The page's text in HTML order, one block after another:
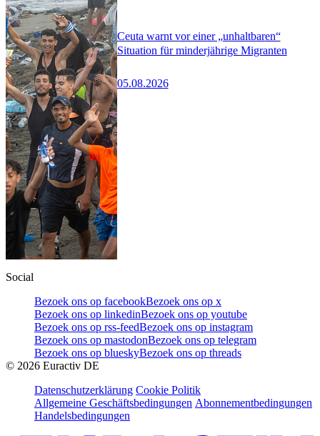
Ceuta warnt vor einer „unhaltbaren“
Situation für minderjährige Migranten
05.08.2026
Social
Bezoek ons op facebookBezoek ons op x
Bezoek ons op linkedinBezoek ons op youtube
Bezoek ons op rss-feedBezoek ons op instagram
Bezoek ons op mastodonBezoek ons op telegram
Bezoek ons op blueskyBezoek ons op threads
© 2026 Euractiv DE
Datenschutzerklärung Cookie Politik
Allgemeine Geschäftsbedingungen Abonnementbedingungen
Handelsbedingungen